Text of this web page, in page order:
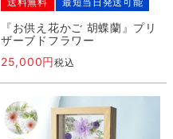
『お供え花かご 胡蝶蘭』プリ
ザーブドフラワー
25,000
税込